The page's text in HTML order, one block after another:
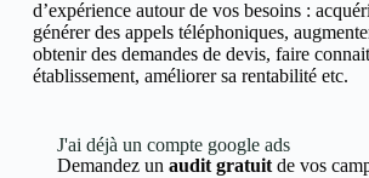
d’expérience autour de vos besoins :
générer des appels téléphoniques,
obtenir des demandes de devis, faire
établissement, améliorer sa rentabilité etc.
J'ai déjà un compte google ads
Demandez un audit gratuitde vos